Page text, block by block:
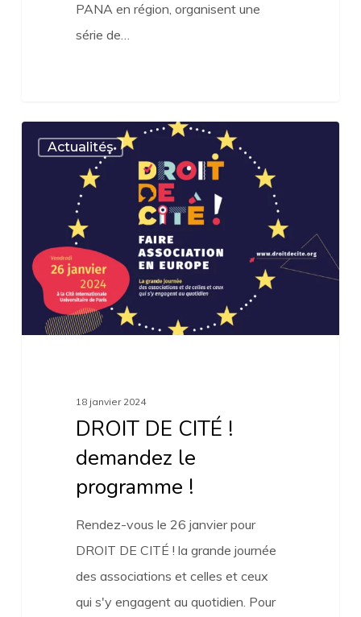
PANA en région, organisent une
série de…
DROIT
DE
demandez
programme
Actualités
18 janvier 2024
DROIT DE CITÉ !
demandez le
programme !
Rendez-vous le 26 janvier pour
DROIT DE CITÉ ! la grande journée
des associations et celles et ceux
qui s'y engagent au quotidien. Pour